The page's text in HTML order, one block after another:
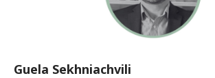
Guela Sekhniachvili